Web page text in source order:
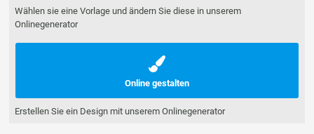
Wählen sie eine Vorlage und ändern Sie diese in unserem
Onlinegenerator
Online gestalten
Erstellen Sie ein Design mit unserem Onlinegenerator